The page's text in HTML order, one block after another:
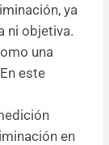
ya
ni objetiva.
una
este
en